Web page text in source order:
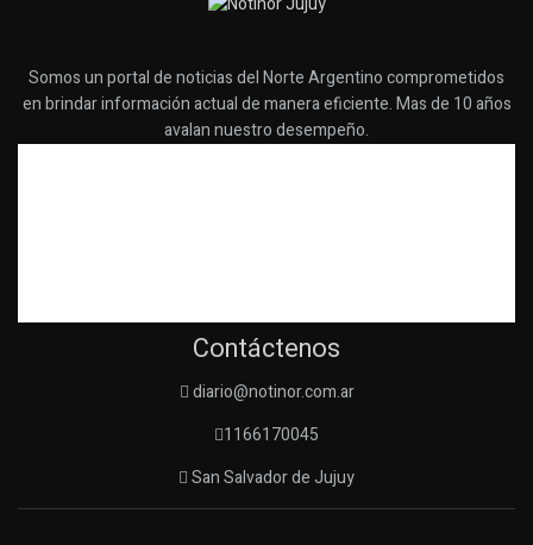
Somos un portal de noticias del Norte Argentino comprometidos
en brindar información actual de manera eficiente. Mas de 10 años
avalan nuestro desempeño.
Contáctenos
diario@notinor.com.ar
1166170045
San Salvador de Jujuy